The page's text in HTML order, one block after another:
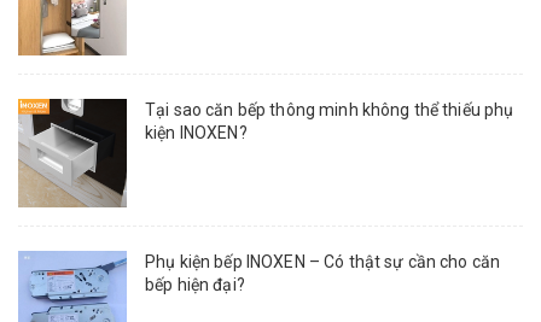
Tại sao căn bếp thông minh không thể thiếu phụ
kiện INOXEN?
Phụ kiện bếp INOXEN – Có thật sự cần cho căn
bếp hiện đại?